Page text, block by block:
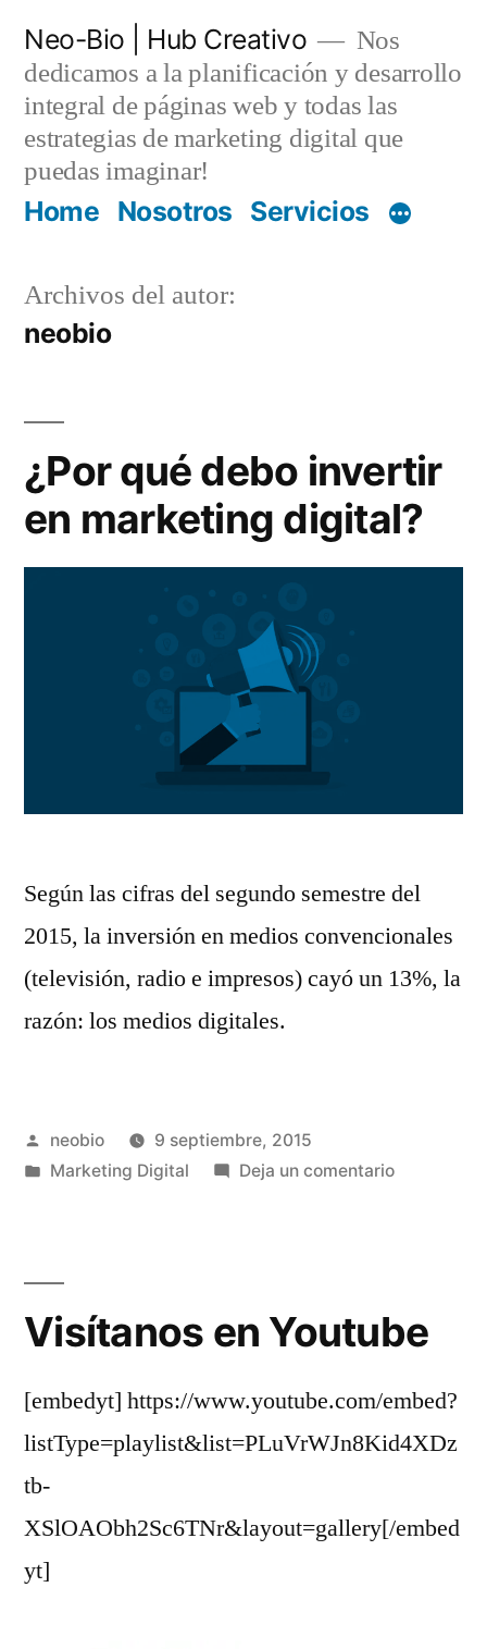
contenido
Neo-Bio | Hub Creativo
Nos
dedicamos a la planificación y desarrollo
integral de páginas web y todas las
estrategias de marketing digital que
puedas imaginar!
Home Nosotros Servicios
Archivos del autor:
neobio
¿Por qué debo invertir
en marketing digital?
Según las cifras del segundo semestre del
2015, la inversión en medios convencionales
(televisión, radio e impresos) cayó un 13%, la
razón: los medios digitales.
Publicado
por
neobio
9 septiembre, 2015
Publicado
Marketing Digital Deja un comentarioen
en
marketing
Visítanos en Youtube
[embedyt] https://www.youtube.com/embed?
listType=playlist&list=PLuVrWJn8Kid4XDz
tb-
XSlOAObh2Sc6TNr&layout=gallery[/embed
yt]